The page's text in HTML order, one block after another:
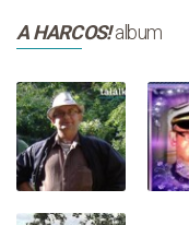
A HARCOS!album